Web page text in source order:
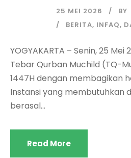
25 MEI 2026 BY
BERITA, INFAQ,
YOGYAKARTA – Senin, 25
Tebar Qurban Muchild (TQ-
1447H dengan membagikan
Instansi yang membutuhkan
berasal...
Read More